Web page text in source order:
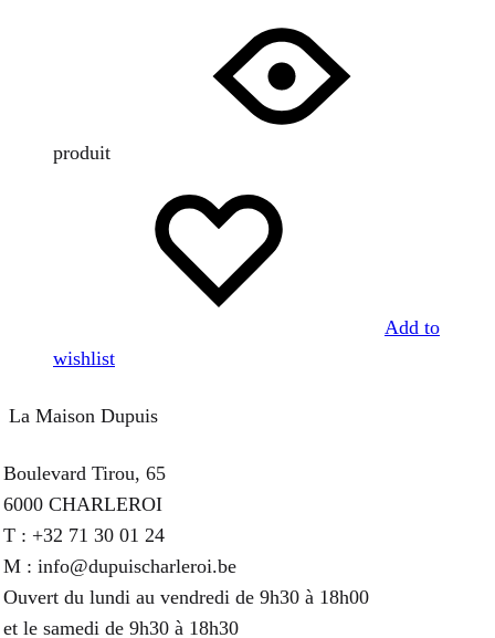
produit
Add to
wishlist
La Maison Dupuis
Boulevard Tirou, 65
6000 CHARLEROI
T : +32 71 30 01 24
M : info@dupuischarleroi.be
Ouvert du lundi au vendredi de 9h30 à 18h00
et le samedi de 9h30 à 18h30